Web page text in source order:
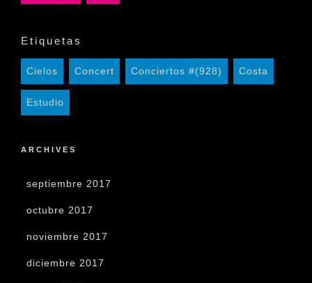
Etiquetas
Cielos Concert Conciertos #(928) Costa
Estudio
ARCHIVES
septiembre 2017
octubre 2017
noviembre 2017
diciembre 2017